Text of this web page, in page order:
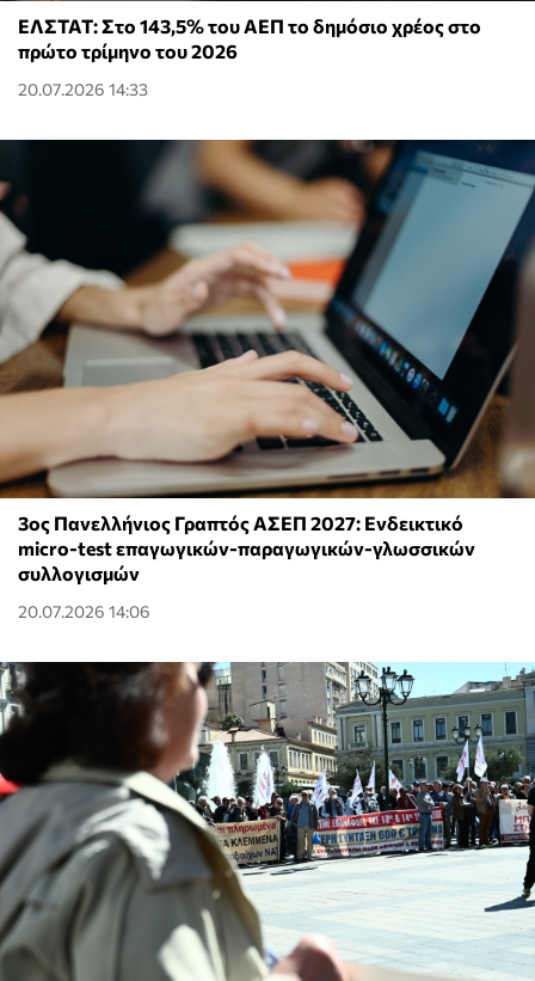
ΕΛΣΤΑΤ: Στο 143,5% του ΑΕΠ το δημόσιο χρέος στο
πρώτο τρίμηνο του 2026
20.07.2026 14:33
3ος Πανελλήνιος Γραπτός ΑΣΕΠ 2027: Ενδεικτικό
micro-test επαγωγικών-παραγωγικών-γλωσσικών
συλλογισμών
20.07.2026 14:06